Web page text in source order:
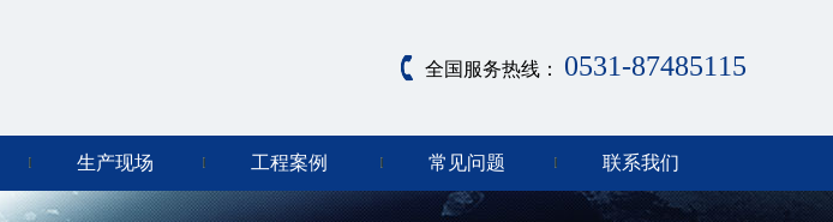
全国服务热线： 0531-87485115
生产现场 工程案例 常见问题 联系我们